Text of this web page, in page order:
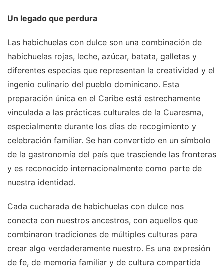
Un legado que perdura
Las habichuelas con dulce son una combinación de
habichuelas rojas, leche, azúcar, batata, galletas y
diferentes especias que representan la creatividad y el
ingenio culinario del pueblo dominicano. Esta
preparación única en el Caribe está estrechamente
vinculada a las prácticas culturales de la Cuaresma,
especialmente durante los días de recogimiento y
celebración familiar. Se han convertido en un símbolo
de la gastronomía del país que trasciende las fronteras
y es reconocido internacionalmente como parte de
nuestra identidad.
Cada cucharada de habichuelas con dulce nos
conecta con nuestros ancestros, con aquellos que
combinaron tradiciones de múltiples culturas para
crear algo verdaderamente nuestro. Es una expresión
de fe, de memoria familiar y de cultura compartida